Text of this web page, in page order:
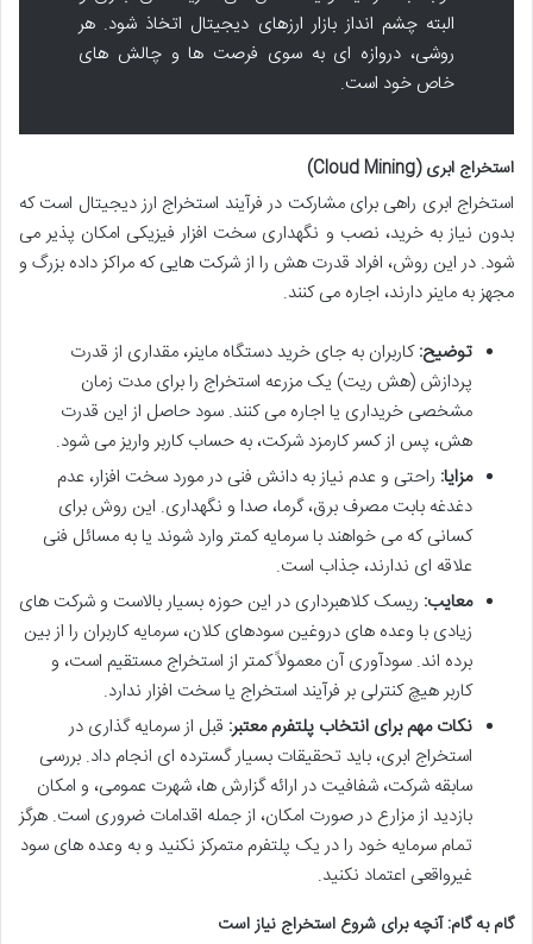
البته چشم انداز بازار ارزهای دیجیتال اتخاذ شود. هر
روشی، دروازه ای به سوی فرصت ها و چالش های
خاص خود است.
استخراج ابری (Cloud Mining)
استخراج ابری راهی برای مشارکت در فرآیند استخراج ارز دیجیتال است که
بدون نیاز به خرید، نصب و نگهداری سخت افزار فیزیکی امکان پذیر می
شود. در این روش، افراد قدرت هش را از شرکت هایی که مراکز داده بزرگ و
مجهز به ماینر دارند، اجاره می کنند.
توضیح:کاربران به جای خرید دستگاه ماینر، مقداری از قدرت
پردازش (هش ریت) یک مزرعه استخراج را برای مدت زمان
مشخصی خریداری یا اجاره می کنند. سود حاصل از این قدرت
هش، پس از کسر کارمزد شرکت، به حساب کاربر واریز می شود.
مزایا: راحتی و عدم نیاز به دانش فنی در مورد سخت افزار، عدم
دغدغه بابت مصرف برق، گرما، صدا و نگهداری. این روش برای
کسانی که می خواهند با سرمایه کمتر وارد شوند یا به مسائل فنی
علاقه ای ندارند، جذاب است.
معایب: ریسک کلاهبرداری در این حوزه بسیار بالاست و شرکت های
زیادی با وعده های دروغین سودهای کلان، سرمایه کاربران را از بین
برده اند. سودآوری آن معمولاً کمتر از استخراج مستقیم است، و
کاربر هیچ کنترلی بر فرآیند استخراج یا سخت افزار ندارد.
نکات مهم برای انتخاب پلتفرم معتبر: قبل از سرمایه گذاری در
استخراج ابری، باید تحقیقات بسیار گسترده ای انجام داد. بررسی
سابقه شرکت، شفافیت در ارائه گزارش ها، شهرت عمومی، و امکان
بازدید از مزارع در صورت امکان، از جمله اقدامات ضروری است. هرگز
تمام سرمایه خود را در یک پلتفرم متمرکز نکنید و به وعده های سود
غیرواقعی اعتماد نکنید.
گام به گام: آنچه برای شروع استخراج نیاز است